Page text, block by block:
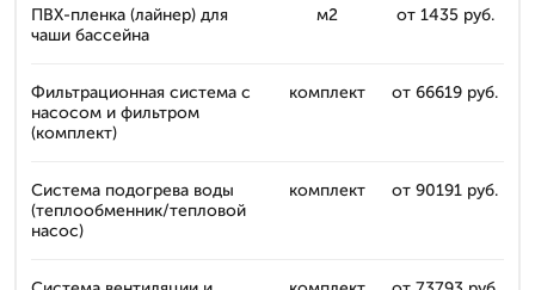
ПВХ-пленка (лайнер) для
чаши бассейна
м2 от 1435 руб.
Фильтрационная система с
насосом и фильтром
(комплект)
комплект от 66619 руб.
Система подогрева воды
(теплообменник/тепловой
насос)
комплект от 90191 руб.